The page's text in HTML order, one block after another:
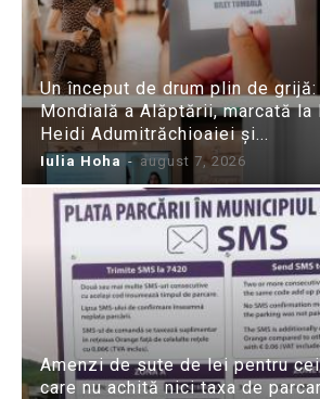
Un început de drum plin de grijă:
Mondială a Alăptării, marcată la
Heidi Adumitrăchioaiei și...
Iulia Hoha - august 7, 2026
Amenzi de sute de lei pentru
care nu achită nici taxa de